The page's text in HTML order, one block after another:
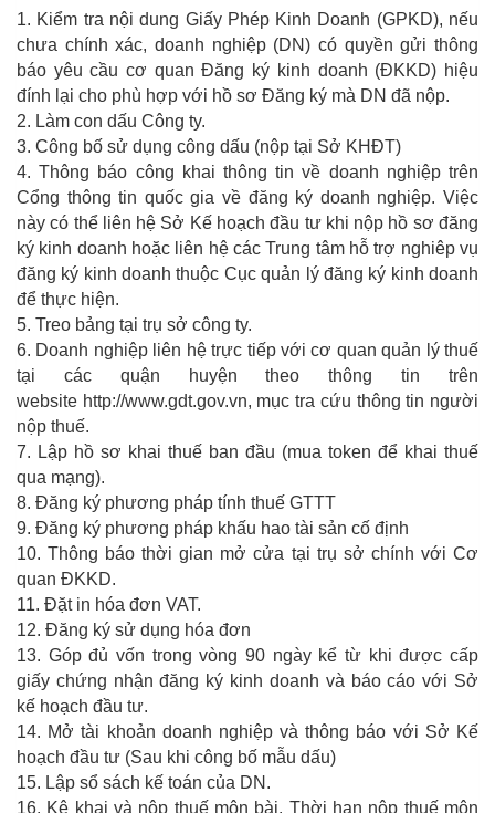
1. Kiểm tra nội dung Giấy Phép Kinh Doanh (GPKD), nếu
chưa chính xác, doanh nghiệp (DN) có quyền gửi thông
báo yêu cầu cơ quan Đăng ký kinh doanh (ĐKKD) hiệu
đính lại cho phù hợp với hồ sơ Đăng ký mà DN đã nộp.
2. Làm con dấu Công ty.
3. Công bố sử dụng công dấu (nộp tại Sở KHĐT)
4. Thông báo công khai thông tin về doanh nghiệp trên
Cổng thông tin quốc gia về đăng ký doanh nghiệp. Việc
này có thể liên hệ Sở Kế hoạch đầu tư khi nộp hồ sơ đăng
ký kinh doanh hoặc liên hệ các Trung tâm hỗ trợ nghiêp vụ
đăng ký kinh doanh thuộc Cục quản lý đăng ký kinh doanh
để thực hiện.
5. Treo bảng tại trụ sở công ty.
6. Doanh nghiệp liên hệ trực tiếp với cơ quan quản lý thuế
tại các quận huyện theo thông tin trên
website http://www.gdt.gov.vn, mục tra cứu thông tin người
nộp thuế.
7. Lập hồ sơ khai thuế ban đầu (mua token để khai thuế
qua mạng).
8. Đăng ký phương pháp tính thuế GTTT
9. Đăng ký phương pháp khấu hao tài sản cố định
10. Thông báo thời gian mở cửa tại trụ sở chính với Cơ
quan ĐKKD.
11. Đặt in hóa đơn VAT.
12. Đăng ký sử dụng hóa đơn
13. Góp đủ vốn trong vòng 90 ngày kể từ khi được cấp
giấy chứng nhận đăng ký kinh doanh và báo cáo với Sở
kế hoạch đầu tư.
14. Mở tài khoản doanh nghiệp và thông báo với Sở Kế
hoạch đầu tư (Sau khi công bố mẫu dấu)
15. Lập sổ sách kế toán của DN.
16. Kê khai và nộp thuế môn bài. Thời hạn nộp thuế môn